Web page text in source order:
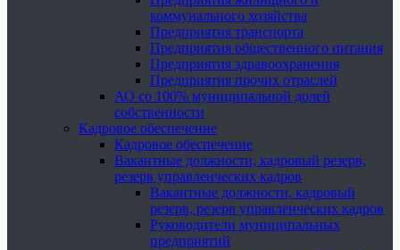
коммунального хозяйства
Предприятия транспорта
Предприятия общественного питания
Предприятия здравоохранения
Предприятия прочих отраслей
АО со 100% муниципальной долей
собственности
Кадровое обеспечение
Кадровое обеспечение
Вакантные должности, кадровый резерв,
резерв управленческих кадров
Вакантные должности, кадровый
резерв, резерв управленческих кадров
Руководители муниципальных
предприятий